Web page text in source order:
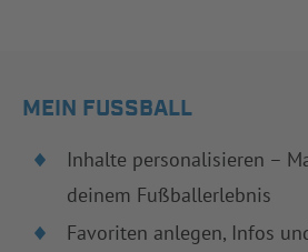
MEIN FUSSBALL
Inhalte personalisieren –
deinem Fußballerlebnis
Favoriten anlegen, Infos